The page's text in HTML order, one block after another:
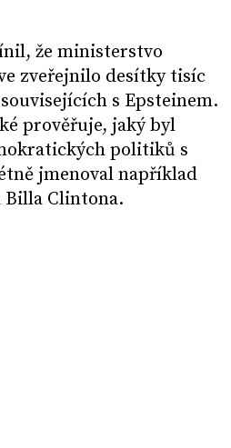
že ministerstvo
zveřejnilo desítky tisíc
s Epsteinem.
prověřuje, jaký byl
politiků s
jmenoval například
Billa Clintona.